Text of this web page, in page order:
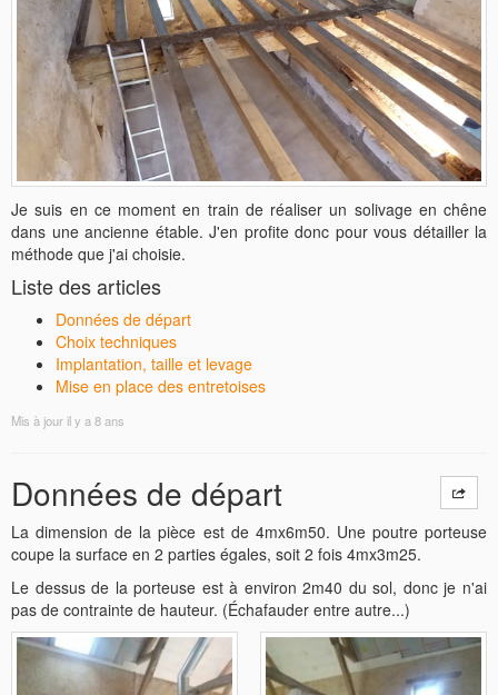
Je suis en ce moment en train de réaliser un solivage en chêne
dans une ancienne étable. J'en profite donc pour vous détailler la
méthode que j'ai choisie.
Liste des articles
Données de départ
Choix techniques
Implantation, taille et levage
Mise en place des entretoises
Mis à jouril y a 8 ans
Données de départ
La dimension de la pièce est de 4mx6m50. Une poutre porteuse
coupe la surface en 2 parties égales, soit 2 fois 4mx3m25.
Le dessus de la porteuse est à environ 2m40 du sol, donc je n'ai
pas de contrainte de hauteur. (Échafauder entre autre...)